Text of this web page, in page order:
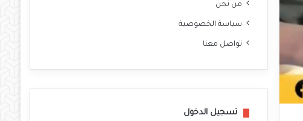
من نحن
سياسة الخصوصية
تواصل معنا
تسجيل الدخول